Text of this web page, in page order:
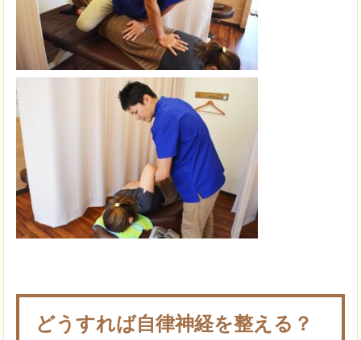
どうすれば自律神経を整える？